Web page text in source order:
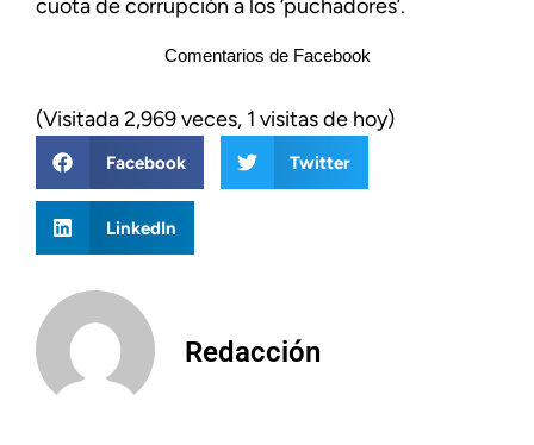
cuota de corrupción a los ‘puchadores’.
Comentarios de Facebook
(Visitada 2,969 veces, 1 visitas de hoy)
Facebook Twitter
LinkedIn
Redacción